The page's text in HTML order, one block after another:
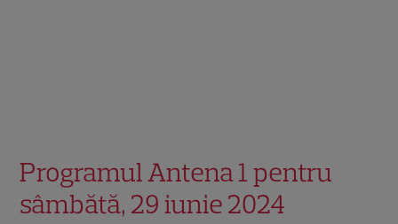
Programul Antena 1 pentru
sâmbătă, 29 iunie 2024